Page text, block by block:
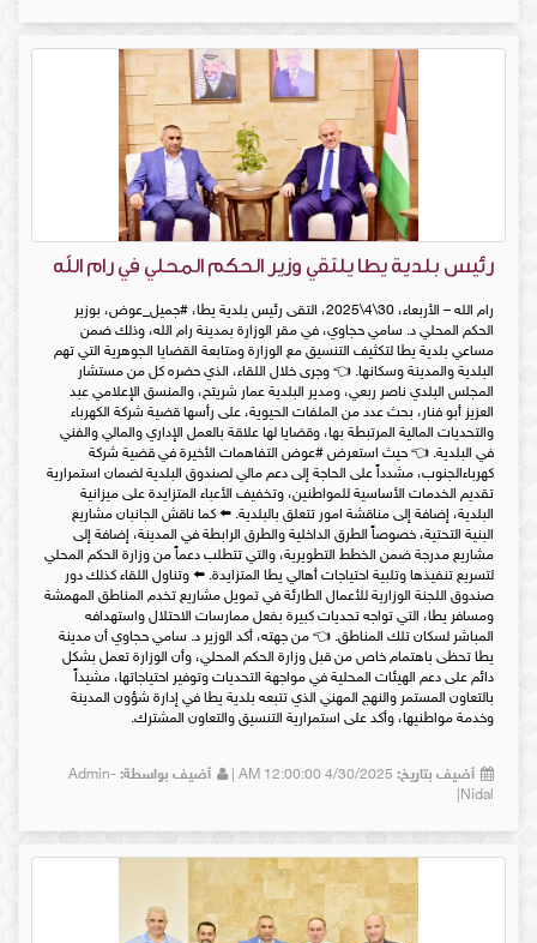
رئيس بلدية يطا يلتقي وزير الحكم المحلي في رام الله
رام الله – الأربعاء، 30\4\2025، التقى رئيس بلدية يطا، #جميل_عوض، بوزير
الحكم المحلي د. سامي حجاوي، في مقر الوزارة بمدينة رام الله، وذلك ضمن
مساعي بلدية يطا لتكثيف التنسيق مع الوزارة ومتابعة القضايا الجوهرية التي تهم
البلدية والمدينة وسكانها. 👈 وجرى خلال اللقاء، الذي حضره كل من مستشار
المجلس البلدي ناصر ربعي، ومدير البلدية عمار شريتح، والمنسق الإعلامي عبد
العزيز أبو فنار، بحث عدد من الملفات الحيوية، على رأسها قضية شركة الكهرباء
والتحديات المالية المرتبطة بها، وقضايا لها علاقة بالعمل الإداري والمالي والفني
في البلدية. 👈 حيث استعرض #عوض التفاهمات الأخيرة في قضية شركة
كهرباءالجنوب، مشدداً على الحاجة إلى دعم مالي لصندوق البلدية لضمان استمرارية
تقديم الخدمات الأساسية للمواطنين، وتخفيف الأعباء المتزايدة على ميزانية
البلدية، إضافة إلى مناقشة امور تتعلق بالبلدية. ⬅️ كما ناقش الجانبان مشاريع
البنية التحتية، خصوصاً الطرق الداخلية والطرق الرابطة في المدينة، إضافة إلى
مشاريع مدرجة ضمن الخطط التطويرية، والتي تتطلب دعماً من وزارة الحكم المحلي
لتسريع تنفيذها وتلبية احتياجات أهالي يطا المتزايدة. ⬅️ وتناول اللقاء كذلك دور
صندوق اللجنة الوزارية للأعمال الطارئة في تمويل مشاريع تخدم المناطق المهمشة
ومسافر يطا، التي تواجه تحديات كبيرة بفعل ممارسات الاحتلال واستهدافه
المباشر لسكان تلك المناطق. 👈 من جهته، أكد الوزير د. سامي حجاوي أن مدينة
يطا تحظى باهتمام خاص من قبل وزارة الحكم المحلي، وأن الوزارة تعمل بشكل
دائم على دعم الهيئات المحلية في مواجهة التحديات وتوفير احتياجاتها، مشيداً
بالتعاون المستمر والنهج المهني الذي تتبعه بلدية يطا في إدارة شؤون المدينة
وخدمة مواطنيها، وأكد على استمرارية التنسيق والتعاون المشترك.
أضيف بتاريخ: أضيف بواسطة: Admin-
Nidal|